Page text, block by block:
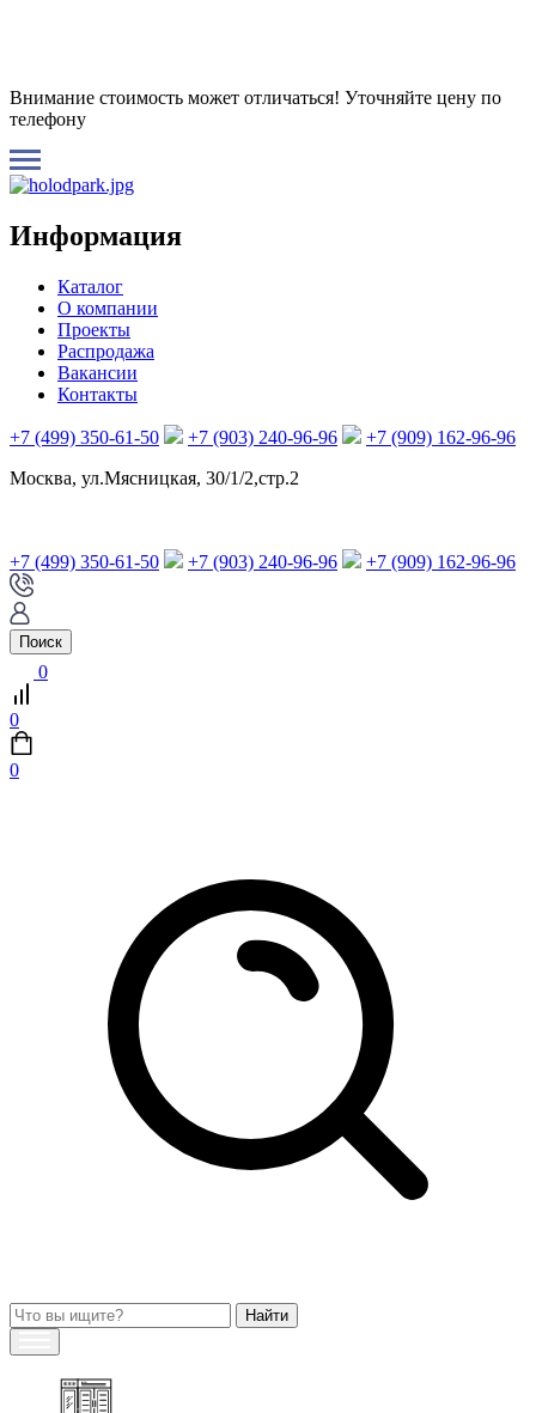
Внимание стоимость может отличаться! Уточняйте цену по
телефону
Информация
Каталог
О компании
Проекты
Распродажа
Вакансии
Контакты
+7 (499) 350-61-50 +7 (903) 240-96-96
+7 (909) 162-96-96
Москва, ул.Мясницкая, 30/1/2,стр.2
+7 (499) 350-61-50 +7 (903) 240-96-96 +7 (909) 162-96-96
Поиск
0
0
0